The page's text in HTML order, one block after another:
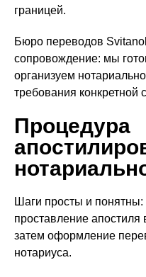
границей.
Бюро переводов
сопровождение: мы
организуем
требования конкретной
Процедура
Шаги просты и понятны:
проставление
затем оформление
нотариуса.